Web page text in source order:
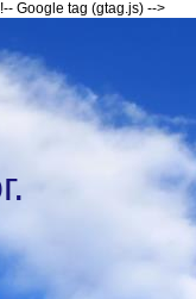
!-- Google tag (gtag.js) -->